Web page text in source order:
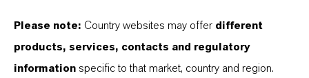
Please note: Country websites may offer different
products, services, contacts and regulatory
information specific to that market, country and region.